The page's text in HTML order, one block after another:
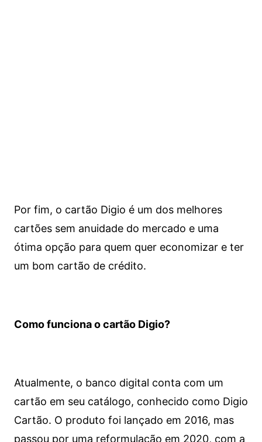
Por fim, o cartão Digio é um dos melhores
cartões sem anuidade do mercado e uma
ótima opção para quem quer economizar e ter
um bom cartão de crédito.
Como funciona o cartão Digio?
Atualmente, o banco digital conta com um
cartão em seu catálogo, conhecido como Digio
Cartão. O produto foi lançado em 2016, mas
passou por uma reformulação em 2020, com a